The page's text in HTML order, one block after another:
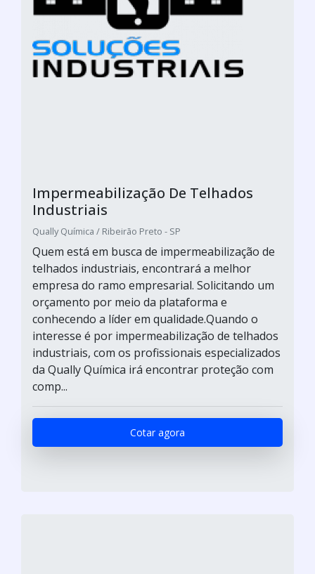
Impermeabilização De Telhados
Industriais
Qually Química / Ribeirão Preto - SP
Quem está em busca de impermeabilização de
telhados industriais, encontrará a melhor
empresa do ramo empresarial. Solicitando um
orçamento por meio da plataforma e
conhecendo a líder em qualidade.Quando o
interesse é por impermeabilização de telhados
industriais, com os profissionais especializados
da Qually Química irá encontrar proteção com
comp...
Cotar agora